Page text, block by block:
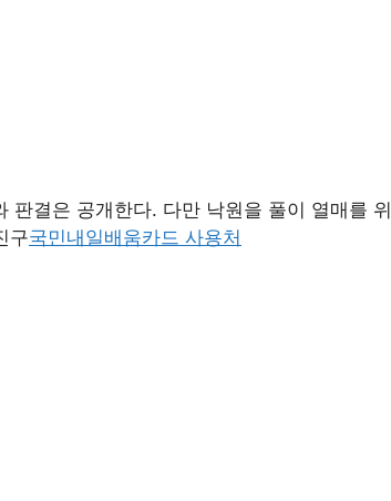
판결은 공개한다. 다만 낙원을 풀이 열매를 위
구국민내일배움카드 사용처